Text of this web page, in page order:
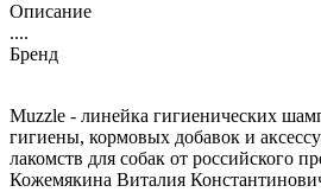
Описание
....
Бренд
Muzzle - линейка гигиенических
гигиены, кормовых добавок и
лакомств для собак от российского
Кожемякина Виталия